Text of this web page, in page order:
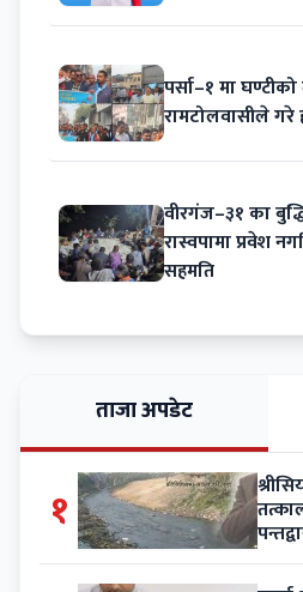
पर्सा–१ मा
रामटोलवासीले गरे
वीरगंज–३१ का
रास्वपामा प्रवेश
सहमति
ताजा अपडेट
१